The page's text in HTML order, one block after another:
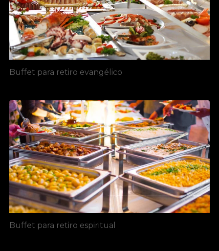
Buffet para retiro evangélico
Buffet para retiro espiritual